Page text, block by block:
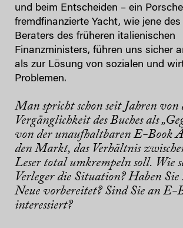
und beim Entscheiden – ein
fremdfinanzierte Yacht, wie jene
Beraters des früheren italienischen
Finanzministers, führen uns sicher
als zur Lösung von sozialen und
Problemen.
Man spricht schon seit Jahren von
Vergänglichkeit des Buches als
von der unaufhaltbaren E-Book
den Markt, das Verhältnis
Leser total umkrempeln soll. Wie
Verleger die Situation? Haben Sie
Neue vorbereitet? Sind Sie an E-
interessiert?